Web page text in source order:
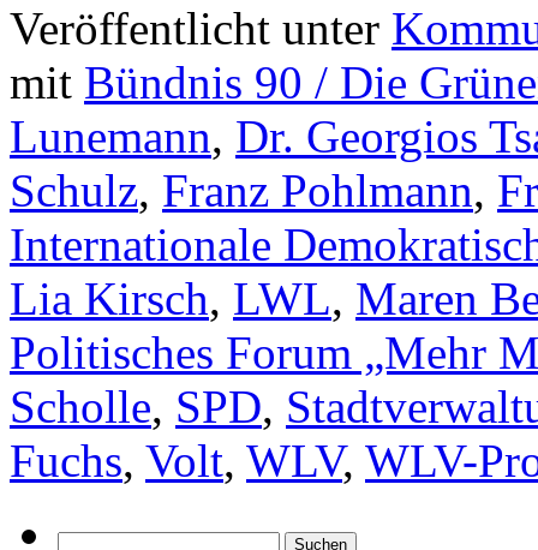
Veröffentlicht unter
mit Bündnis 90 / Die
Lunemann, Dr. Georgios
Schulz, Franz Pohlmann,
Internationale
Lia Kirsch, LWL, Maren
Politisches Forum „Mehr
Scholle, SPD,
Fuchs, Volt, WLV, WLV-